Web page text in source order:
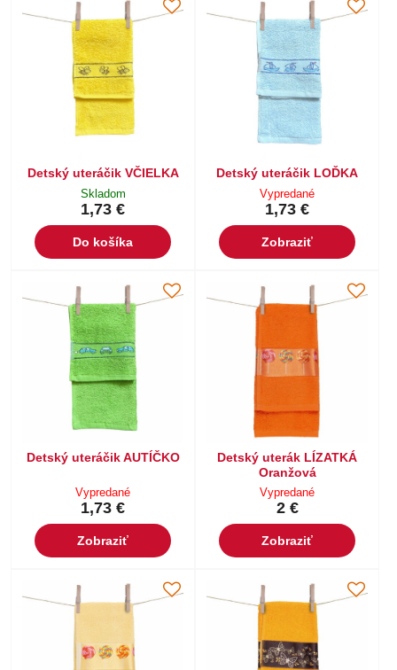
Detský uteráčik VČIELKA
Skladom
1,73 €
Do košíka
Detský uteráčik LOĎKA
Vypredané
1,73 €
Zobraziť
Detský uteráčik AUTÍČKO
Vypredané
1,73 €
Zobraziť
Detský uterák LÍZATKÁ
Oranžová
Vypredané
2 €
Zobraziť